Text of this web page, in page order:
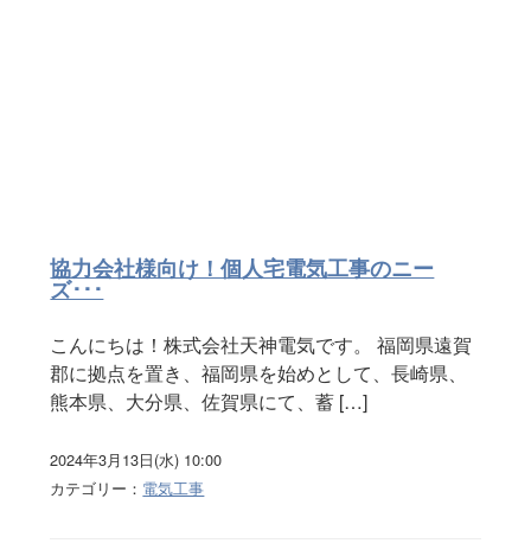
協力会社様向け！個人宅電気工事のニー
ズ･･･
こんにちは！株式会社天神電気です。 福岡県遠賀
郡に拠点を置き、福岡県を始めとして、長崎県、
熊本県、大分県、佐賀県にて、蓄 […]
2024年3月13日(水) 10:00
カテゴリー： 電気工事